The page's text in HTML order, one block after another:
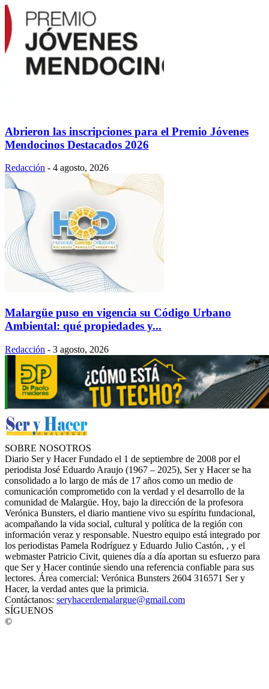
Abrieron las inscripciones para el Premio Jóvenes
Mendocinos Destacados 2026
Redacción - 4 agosto, 2026
Malargüe puso en vigencia su Código Urbano
Ambiental: qué propiedades y...
Redacción - 3 agosto, 2026
SOBRE NOSOTROS
Diario Ser y Hacer Fundado el 1 de septiembre de 2008 por el
periodista José Eduardo Araujo (1967 – 2025), Ser y Hacer se ha
consolidado a lo largo de más de 17 años como un medio de
comunicación comprometido con la verdad y el desarrollo de la
comunidad de Malargüe. Hoy, bajo la dirección de la profesora
Verónica Bunsters, el diario mantiene vivo su espíritu fundacional,
acompañando la vida social, cultural y política de la región con
información veraz y responsable. Nuestro equipo está integrado por
los periodistas Pamela Rodríguez y Eduardo Julio Castón, , y el
webmaster Patricio Civit, quienes día a día aportan su esfuerzo para
que Ser y Hacer continúe siendo una referencia confiable para sus
lectores. Área comercial: Verónica Bunsters 2604 316571 Ser y
Hacer, la verdad antes que la primicia.
Contáctanos: seryhacerdemalargue@gmail.com
SÍGUENOS
©